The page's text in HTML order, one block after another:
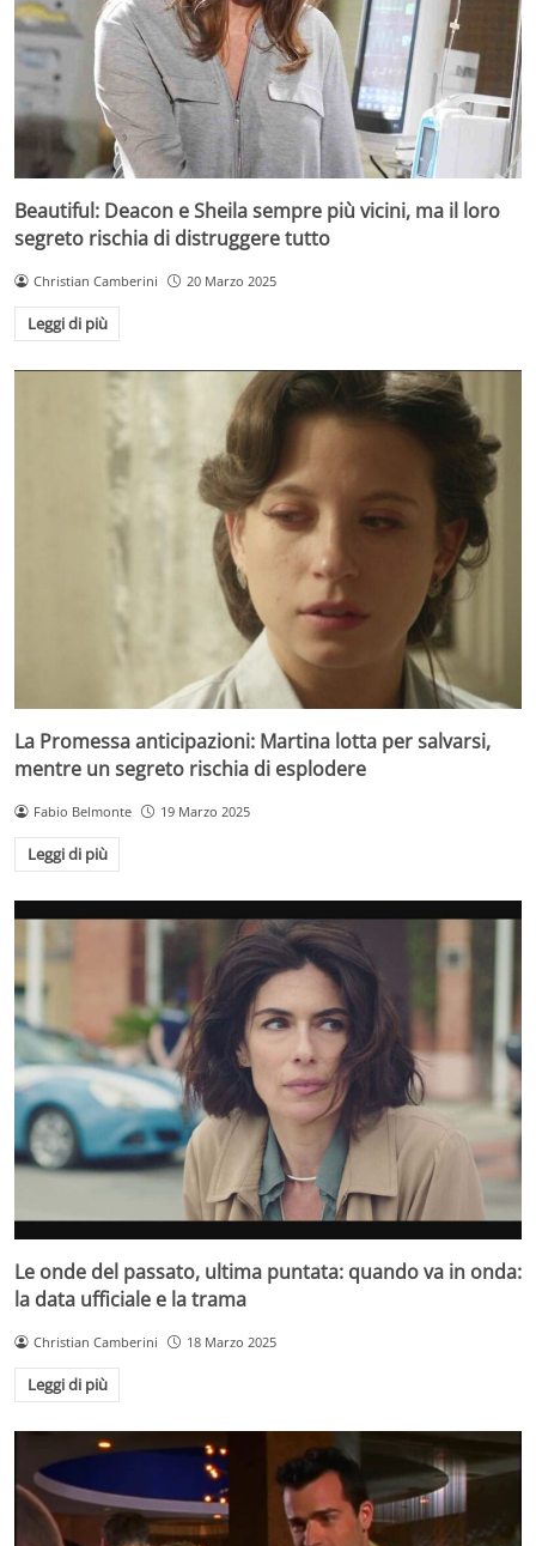
Beautiful: Deacon e Sheila sempre più vicini, ma il loro
segreto rischia di distruggere tutto
Christian Camberini 20 Marzo 2025
Leggi di più
La Promessa anticipazioni: Martina lotta per salvarsi,
mentre un segreto rischia di esplodere
Fabio Belmonte 19 Marzo 2025
Leggi di più
Le onde del passato, ultima puntata: quando va in onda:
la data ufficiale e la trama
Christian Camberini 18 Marzo 2025
Leggi di più